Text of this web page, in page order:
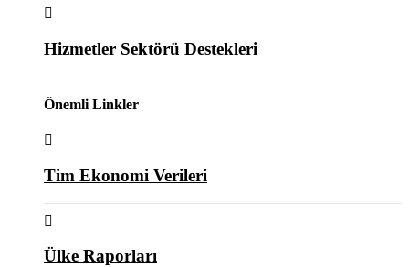
Hizmetler Sektörü Destekleri
Önemli Linkler
Tim Ekonomi Verileri
Ülke Raporları